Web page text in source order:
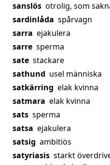
sanslös otrolig, som
sardinlåda spårvagn
sarra ejakulera
sarre sperma
sate stackare
sathund usel människa
satkärring elak kvinna
satmara elak kvinna
sats sperma
satsa ejakulera
satsig ambitiös
satyriasis starkt